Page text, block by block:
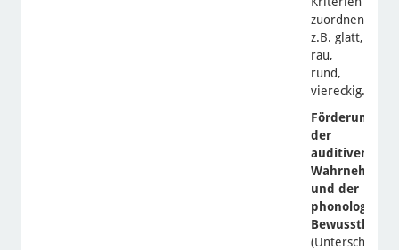
zuordnen
z.B. glatt,
rau,
rund,
viereckig…)
Förderung
der
auditiven
und der
Bewusstheit